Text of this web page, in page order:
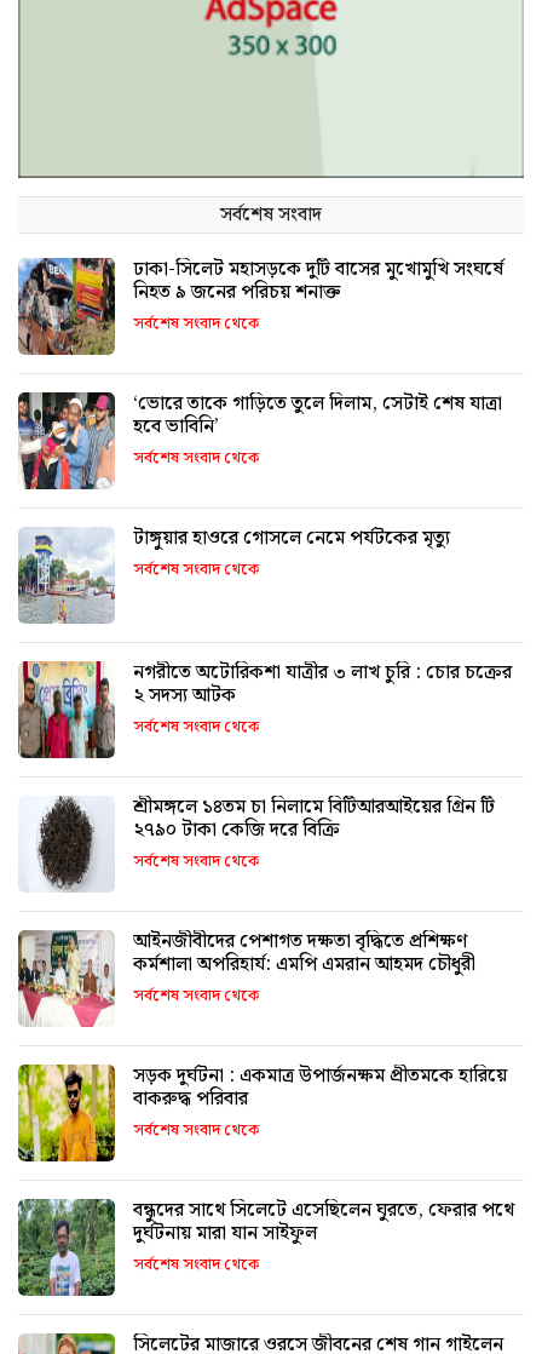
সর্বশেষ সংবাদ
ঢাকা-সিলেট মহাসড়কে দুটি বাসের মুখোমুখি সংঘর্ষে
নিহত ৯ জনের পরিচয় শনাক্ত
সর্বশেষ সংবাদ থেকে
‘ভোরে তাকে গাড়িতে তুলে দিলাম, সেটাই শেষ যাত্রা
হবে ভাবিনি’
সর্বশেষ সংবাদ থেকে
টাঙ্গুয়ার হাওরে গোসলে নেমে পর্যটকের মৃত্যু
সর্বশেষ সংবাদ থেকে
নগরীতে অটোরিকশা যাত্রীর ৩ লাখ চুরি : চোর চক্রের
২ সদস্য আটক
সর্বশেষ সংবাদ থেকে
শ্রীমঙ্গলে ১৪তম চা নিলামে বিটিআরআইয়ের গ্রিন টি
২৭৯০ টাকা কেজি দরে বিক্রি
সর্বশেষ সংবাদ থেকে
আইনজীবীদের পেশাগত দক্ষতা বৃদ্ধিতে প্রশিক্ষণ
কর্মশালা অপরিহার্য: এমপি এমরান আহমদ চৌধুরী
সর্বশেষ সংবাদ থেকে
সড়ক দুর্ঘটনা : একমাত্র উপার্জনক্ষম প্রীতমকে হারিয়ে
বাকরুদ্ধ পরিবার
সর্বশেষ সংবাদ থেকে
বন্ধুদের সাথে সিলেটে এসেছিলেন ঘুরতে, ফেরার পথে
দুর্ঘটনায় মারা যান সাইফুল
সর্বশেষ সংবাদ থেকে
সিলেটের মাজারে ওরসে জীবনের শেষ গান গাইলেন